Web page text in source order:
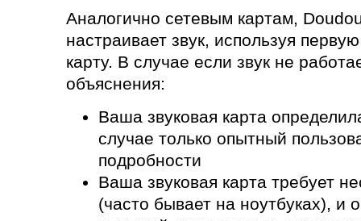
Аналогично сетевым картам,
настраивает звук, используя
карту. В случае если звук не
объяснения:
Ваша звуковая карта
случае только опытный
подробности
Ваша звуковая карта требует
(часто бывает на ноутбуках), и